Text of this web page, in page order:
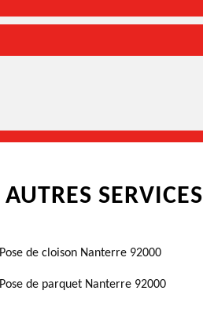
AUTRES SERVICES
Pose de cloison Nanterre 92000
Pose de parquet Nanterre 92000